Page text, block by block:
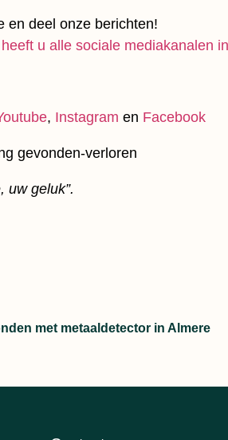
en deel onze berichten!
u alle sociale mediakanalen
, Instagram en Facebook
uw geluk”.
met metaaldetector in Almere